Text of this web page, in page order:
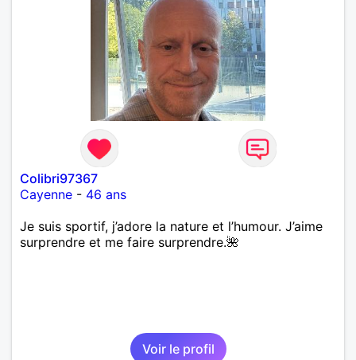
Colibri97367
Cayenne - 46 ans
Je suis sportif, j’adore la nature et l’humour. J’aime
surprendre et me faire surprendre.🌺
Voir le profil